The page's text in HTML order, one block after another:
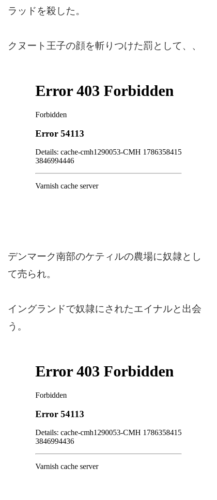
ラッドを殺した。
クヌート王子の顔を斬りつけた罰として、、
デンマーク南部のケティルの農場に奴隷とし
て売られ。
イングランドで奴隷にされたエイナルと出会
う。